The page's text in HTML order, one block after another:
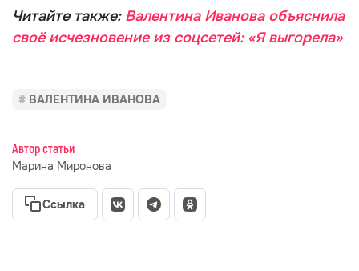
Читайте также: Валентина Иванова объяснила
своё исчезновение из соцсетей: «Я выгорела»
ВАЛЕНТИНА ИВАНОВА
Автор статьи
Марина Миронова
Ссылка